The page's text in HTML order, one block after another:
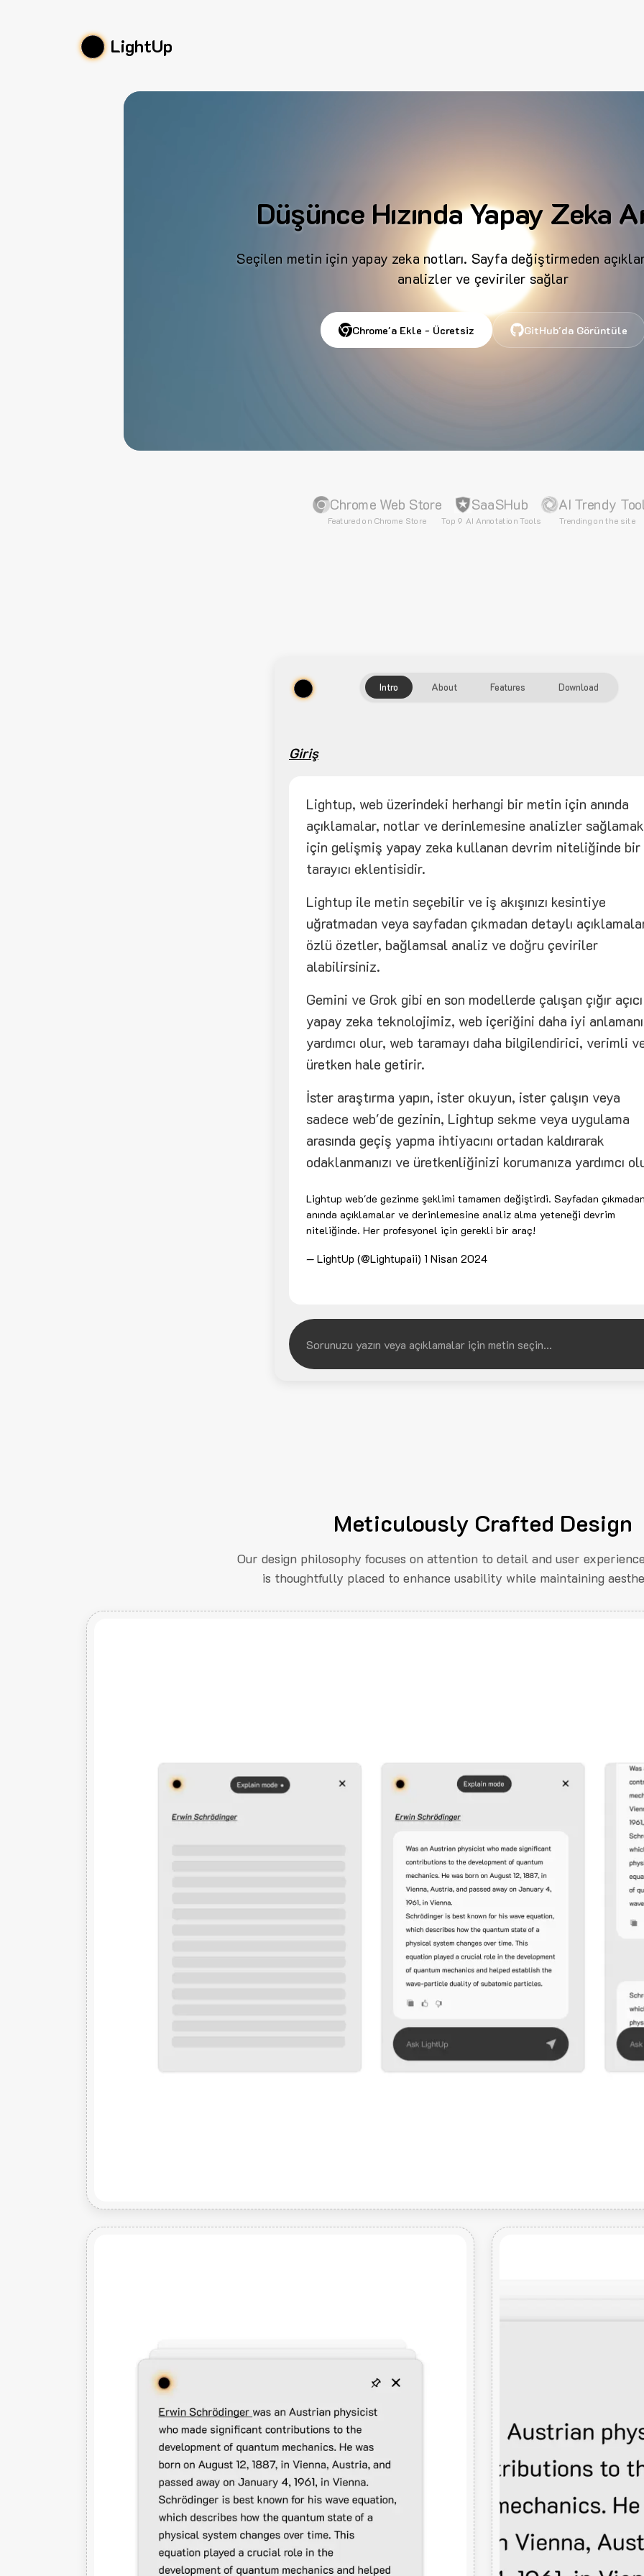
LightUp
Düşünce Hızında Yapay Zeka
Seçilen metin için yapay zeka notları. Sayfa değiştirmeden
analizler ve çeviriler sağlar
Chrome'a Ekle - Ücretsiz GitHub'da Görüntüle
Chrome Web Store
Featured on Chrome Store
SaaSHub
Top 9 AI Annotation Tools
AI Trendy
Trending on the site
Intro About Features Download
Giriş
Lightup, web üzerindeki herhangi bir metin için anında
açıklamalar, notlar ve derinlemesine analizler sağlamak
için gelişmiş yapay zeka kullanan devrim niteliğinde bir
tarayıcı eklentisidir.
Lightup ile metin seçebilir ve iş akışınızı kesintiye
uğratmadan veya sayfadan çıkmadan detaylı
özlü özetler, bağlamsal analiz ve doğru çeviriler
alabilirsiniz.
Gemini ve Grok gibi en son modellerde çalışan çığır açıcı
yapay zeka teknolojimiz, web içeriğini daha iyi
yardımcı olur, web taramayı daha bilgilendirici, verimli
üretken hale getirir.
İster araştırma yapın, ister okuyun, ister çalışın veya
sadece web'de gezinin, Lightup sekme veya uygulama
arasında geçiş yapma ihtiyacını ortadan kaldırarak
odaklanmanızı ve üretkenliğinizi korumanıza yardımcı
Lightup web'de gezinme şeklimi tamamen değiştirdi. Sayfadan
anında açıklamalar ve derinlemesine analiz alma yeteneği devrim
niteliğinde. Her profesyonel için gerekli bir araç!
— LightUp (@Lightupaii) 1 Nisan 2024
Meticulously Crafted Design
Our design philosophy focuses on attention to detail and user
is thoughtfully placed to enhance usability while maintaining